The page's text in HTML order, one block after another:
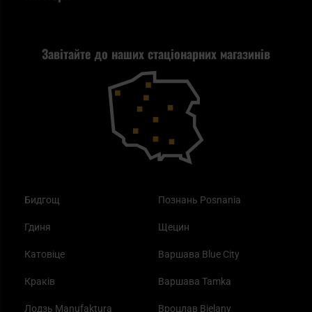
Tax Free
Завітайте до наших стаціонарних магазинів
Бидгощ
Гдиня
Катовіце
Краків
Лодзь Manufaktura
Познань Posnania
Щецин
Варшава Blue City
Варшава Tamka
Вроцлав Bielany
Повернення товару
Blackout - що це таке?
Як працює маска від смогу?
Найкращі спальні мішки на осінь
Самозахист